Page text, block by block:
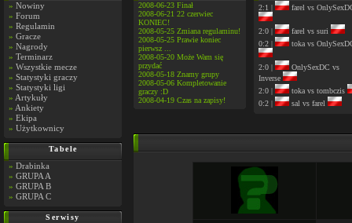
» Nowiny
» Forum
» Regulamin
» Gracze
» Nagrody
» Terminarz
» Wszystkie mecze
» Statystyki graczy
» Statystyki ligi
» Artykuły
» Ankiety
» Ekipa
» Użytkownicy
Tabele
» Drabinka
» GRUPA A
» GRUPA B
» GRUPA C
Serwisy
2008-06-23 Finał
2008-06-21 22 czerwiec
KONIEC!
2008-05-25 Zmiana regulaminu!
2008-05-25 Prawie koniec
pierwsz ...
2008-05-20 Może Wam się
przydać
2008-05-18 Znamy grupy
2008-05-06 Kompletowanie
graczy :D
2008-04-19 Czas na zapisy!
2:1 | farel vs
2:0 |
farel vs suri
0:2 |
toka vs
2:0 |
OnlySexDC vs
Inverse
2:0 |
toka vs tombczis
0:2 |
sal vs farel